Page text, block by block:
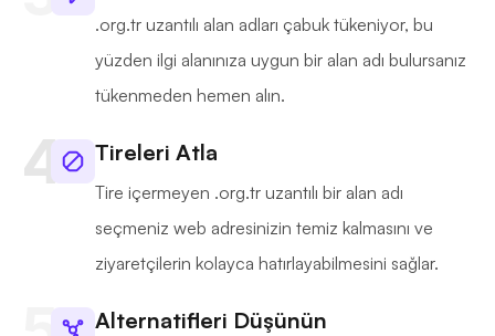
.org.tr uzantılı alan adları çabuk tükeniyor, bu
yüzden ilgi alanınıza uygun bir alan adı bulursanız
tükenmeden hemen alın.
Tireleri Atla
Tire içermeyen .org.tr uzantılı bir alan adı
seçmeniz web adresinizin temiz kalmasını ve
ziyaretçilerin kolayca hatırlayabilmesini sağlar.
Alternatifleri Düşünün